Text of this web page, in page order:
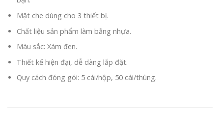
Mặt che dùng cho 3 thiết bị.
Chất liệu sản phẩm làm bằng nhựa.
Màu sắc: Xám đen.
Thiết kế hiện đại, dễ dàng lắp đặt.
Quy cách đóng gói: 5 cái/hộp, 50 cái/thùng.